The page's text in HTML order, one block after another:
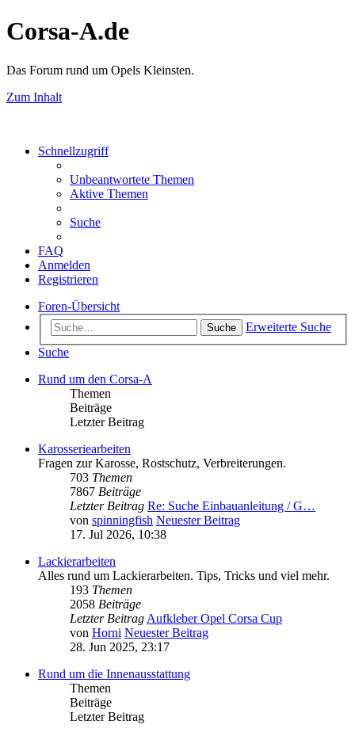
Corsa-A.de
Das Forum rund um Opels Kleinsten.
Zum Inhalt
Schnellzugriff
Unbeantwortete Themen
Aktive Themen
Suche
FAQ
Anmelden
Registrieren
Foren-Übersicht
Suche
Erweiterte Suche
Suche
Rund um den Corsa-A
Themen
Beiträge
Letzter Beitrag
Karosseriearbeiten
Fragen zur Karosse, Rostschutz, Verbreiterungen.
703 Themen
7867 Beiträge
Letzter Beitrag Re: Suche Einbauanleitung / G…
von spinningfish Neuester Beitrag
17. Jul 2026, 10:38
Lackierarbeiten
Alles rund um Lackierarbeiten. Tips, Tricks und viel mehr.
193 Themen
2058 Beiträge
Letzter BeitragAufkleber Opel Corsa Cup
von Horni Neuester Beitrag
28. Jun 2025, 23:17
Rund um die Innenausstattung
Themen
Beiträge
Letzter Beitrag